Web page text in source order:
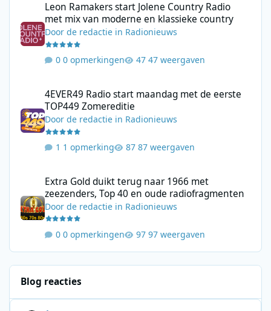
Leon Ramakers start Jolene Country Radio
met mix van moderne en klassieke country
Doorde redactie in Radionieuws
0 opmerkingen 47 weergaven
4EVER49 Radio start maandag met de eerste
TOP449 Zomereditie
Doorde redactie in Radionieuws
1 opmerking 87 weergaven
Extra Gold duikt terug naar 1966 met
zeezenders, Top 40 en oude radiofragmenten
Doorde redactie in Radionieuws
0 opmerkingen 97 weergaven
Blog reacties